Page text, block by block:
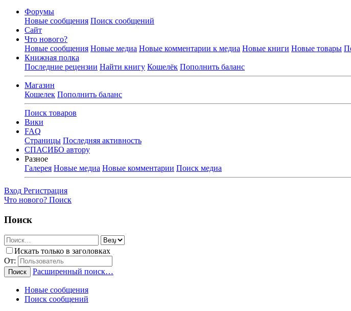
Форумы
Новые сообщения Поиск сообщений
Сайт
Что нового?
Новые сообщения Новые медиа Новые комментарии к медиа Новые книги Новые товары
Книжная полка
Последние рецензии Найти книгу Кошелёк Пополнить баланс
Магазин
Кошелек Пополнить баланс
Поиск товаров
Вики
FAQ
Страницы Последняя активность
СПАСИБО автору
Разное
Галерея Новые медиа Новые комментарии Поиск медиа
Вход Регистрация
Что нового? Поиск
Поиск
Искать только в заголовках
От:
Поиск Расширенный поиск…
Новые сообщения
Поиск сообщений